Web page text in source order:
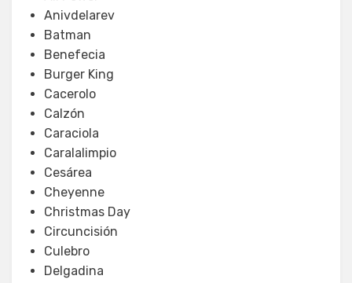
Anivdelarev
Batman
Benefecia
Burger King
Cacerolo
Calzón
Caraciola
Caralalimpio
Cesárea
Cheyenne
Christmas Day
Circuncisión
Culebro
Delgadina